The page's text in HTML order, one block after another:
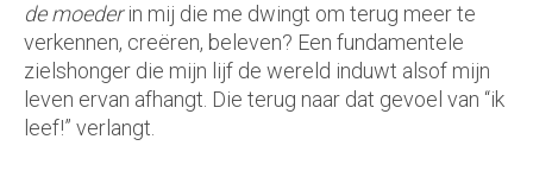
de moederin mij die me dwingt om terug meer te
verkennen, creëren, beleven? Een fundamentele
zielshonger die mijn lijf de wereld induwt alsof mijn
leven ervan afhangt. Die terug naar dat gevoel van “ik
leef!” verlangt.